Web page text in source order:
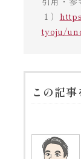
１）
tyoju/
この記